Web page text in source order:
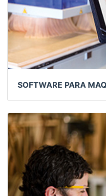
SOFTWARE PARA